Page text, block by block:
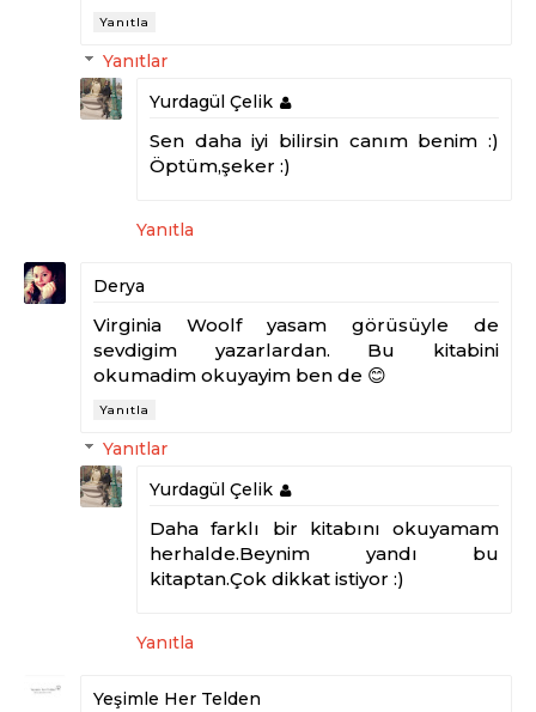
Yanıtla
Yanıtlar
Yurdagül Çelik
Sen daha iyi bilirsin canım benim :)
Öptüm,şeker :)
Yanıtla
Derya
Virginia Woolf yasam görüsüyle de
sevdigim yazarlardan. Bu kitabini
okumadim okuyayim ben de 😊
Yanıtla
Yanıtlar
Yurdagül Çelik
Daha farklı bir kitabını okuyamam
herhalde.Beynim yandı bu
kitaptan.Çok dikkat istiyor :)
Yanıtla
Yeşimle Her Telden